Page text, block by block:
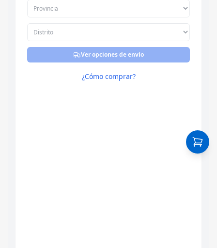
Ver opciones de envío
¿Cómo comprar?